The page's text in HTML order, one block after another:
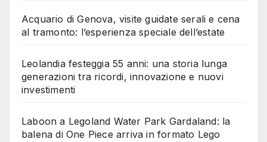
Acquario di Genova, visite guidate serali e cena
al tramonto: l’esperienza speciale dell’estate
Leolandia festeggia 55 anni: una storia lunga
generazioni tra ricordi, innovazione e nuovi
investimenti
Laboon a Legoland Water Park Gardaland: la
balena di One Piece arriva in formato Lego